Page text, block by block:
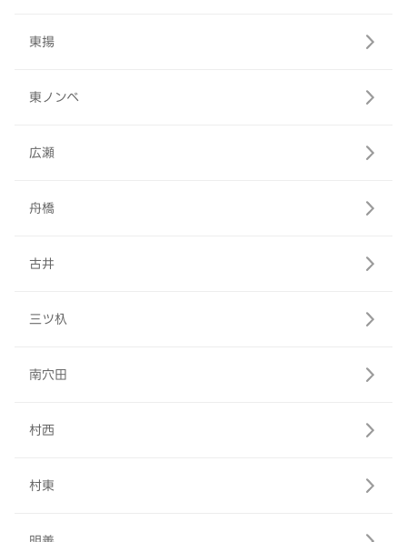
東揚
東ノンベ
広瀬
舟橋
古井
三ツ杁
南穴田
村西
村東